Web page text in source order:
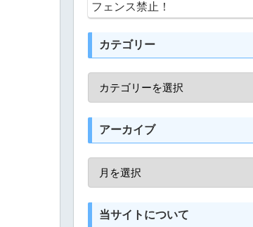
フェンス禁止！
カテゴリー
アーカイブ
当サイトについて